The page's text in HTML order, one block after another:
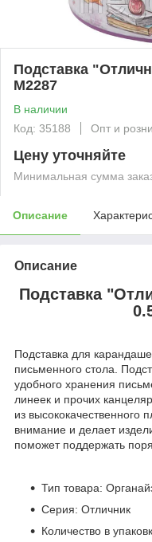
Подставка
М2287
В наличии
Код: 35188
Опт и
Цену уточняйте
Минимальная сумма
Описание
Описание
Подставка
Подставка для
письменного стола.
удобного хранения
линеек и прочих
из высококачественного
внимание и делает
поможет поддержать
Тип товара:
Серия: Отличник
Количество в